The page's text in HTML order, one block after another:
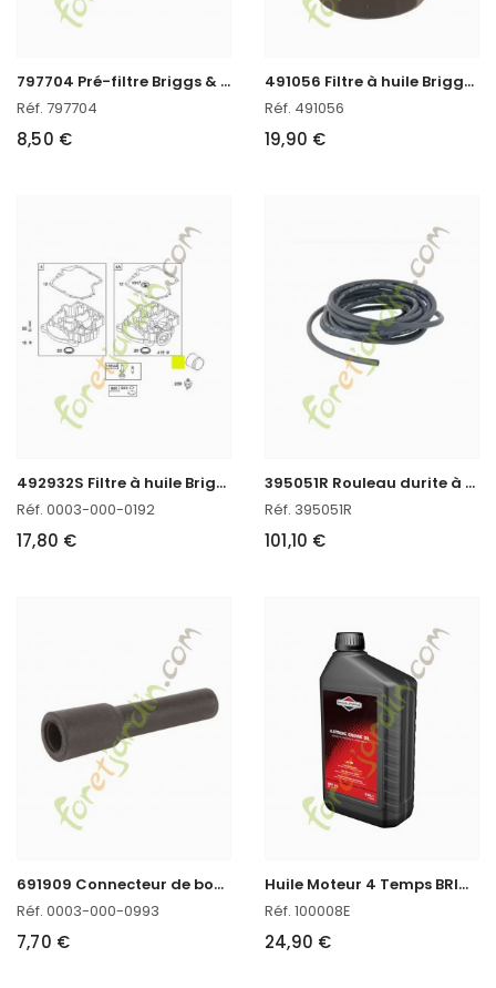
7
97704 Pré-filtre Briggs & Stratton
Réf. 797704
8,50 €
4
91056 Filtre à huile Briggs & Stratton
Réf. 491056
19,90 €
4
92932S Filtre à huile Briggs & Stratton
Réf. 0003-000-0192
17,80 €
3
95051R Rouleau durite à essence 7,6m Briggs & Stratton
Réf. 395051R
101,10 €
6
91909 Connecteur de bougie Briggs & Stratton
Réf. 0003-000-0993
7,70 €
H
uile Moteur 4 Temps BRIGGS STRATTON en stock
Réf. 100008E
24,90 €